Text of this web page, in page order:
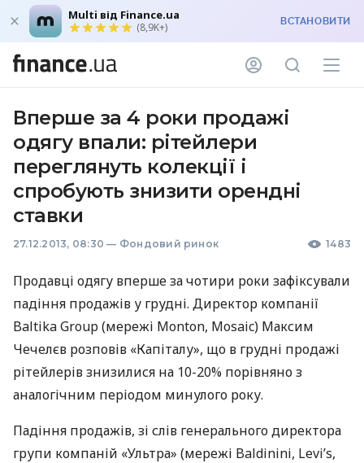
Multi від Finance.ua
(8,9K+) ВСТАНОВИТИ
Вперше за 4 роки продажі
одягу впали: рітейлери
переглянуть колекції і
спробують знизити орендні
ставки
27.12.2013, 08:30 — Фондовий ринок 1483
Продавці одягу вперше за чотири роки зафіксували
падіння продажів у грудні. Директор компанії
Baltika Group (мережі Monton, Mosaic) Максим
Чечелєв розповів «Капіталу», що в грудні продажі
рітейлерів знизилися на 10-20% порівняно з
аналогічним періодом минулого року.
Падіння продажів, зі слів генерального директора
групи компаній «Ультра» (мережі Baldinini, Levi’s,